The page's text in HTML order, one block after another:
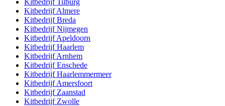
KitbedrijfAlmere
KitbedrijfBreda
KitbedrijfNijmegen
KitbedrijfApeldoorn
KitbedrijfHaarlem
KitbedrijfArnhem
KitbedrijfEnschede
KitbedrijfHaarlemmermeer
KitbedrijfAmersfoort
Kitbedrijf Zaanstad
Kitbedrijf Zwolle